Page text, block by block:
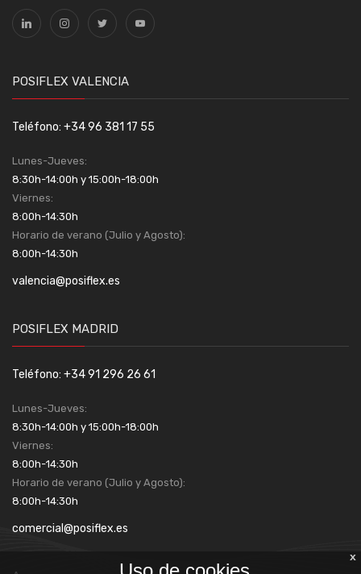
POSIFLEX VALENCIA
Teléfono: +34 96 381 17 55
Lunes-Jueves:
8:30h-14:00h y 15:00h-18:00h
Viernes:
8:00h-14:30h
Horario de verano (Julio y Agosto):
8:00h-14:30h
valencia@posiflex.es
POSIFLEX MADRID
Teléfono: +34 91 296 26 61
Lunes-Jueves:
8:30h-14:00h y 15:00h-18:00h
Viernes:
8:00h-14:30h
Horario de verano (Julio y Agosto):
8:00h-14:30h
comercial@posiflex.es
x